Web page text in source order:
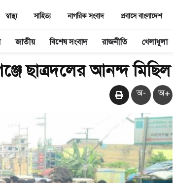
স্বাস্থ‌্য সাহিত‌্য নাগরিক সংবাদ প্রবাসে বাংলাদেশ
জাতীয় বিশেষ সংবাদ রাজনীতি খেলাধূলা
ছাত্রদলের আনন্দ মিছিল
অ- অ+